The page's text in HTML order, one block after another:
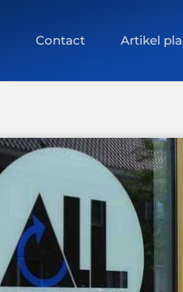
Contact Artikel